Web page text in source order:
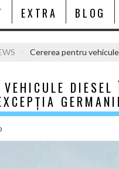
EXTRA BLOG
Cererea pentru
VEHICULE